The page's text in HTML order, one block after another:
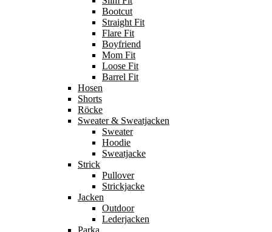
Bootcut
Straight Fit
Flare Fit
Boyfriend
Mom Fit
Loose Fit
Barrel Fit
Hosen
Shorts
Röcke
Sweater & Sweatjacken
Sweater
Hoodie
Sweatjacke
Strick
Pullover
Strickjacke
Jacken
Outdoor
Lederjacken
Parka